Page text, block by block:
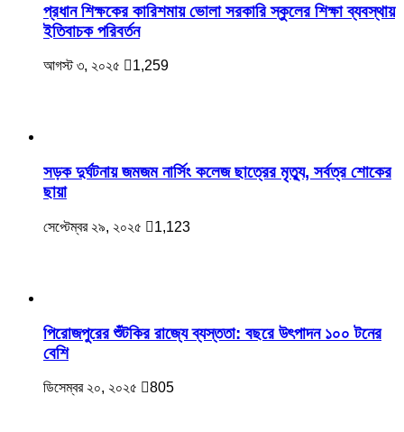
প্রধান শিক্ষকের কারিশমায় ভোলা সরকারি স্কুলের শিক্ষা ব্যবস্থায়
ইতিবাচক পরিবর্তন
আগস্ট ৩, ২০২৫ 1,259
সড়ক দুর্ঘটনায় জমজম নার্সিং কলেজ ছাত্রের মৃত্যু, সর্বত্র শোকের
ছায়া
সেপ্টেম্বর ২৯, ২০২৫ 1,123
‎পিরোজপুরের শুঁটকির রাজ্যে ব্যস্ততা: বছরে উৎপাদন ১০০ টনের
বেশি
ডিসেম্বর ২০, ২০২৫ 805